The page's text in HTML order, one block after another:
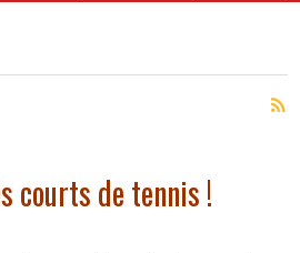
courts de tennis !